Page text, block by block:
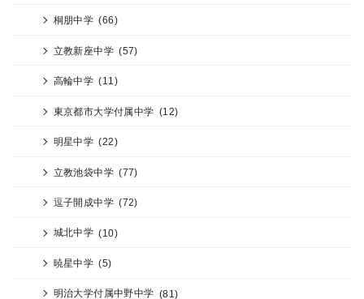
桐朋中学 (66)
立教新座中学 (57)
高輪中学 (11)
東京都市大学付属中学 (12)
明星中学 (22)
立教池袋中学 (77)
逗子開成中学 (72)
城北中学 (10)
暁星中学 (5)
明治大学付属中野中学 (81)